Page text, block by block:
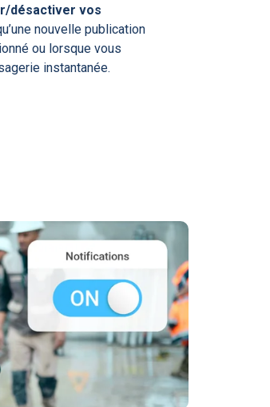
désactiver vos
nouvelle publication
ou lorsque vous
instantanée.